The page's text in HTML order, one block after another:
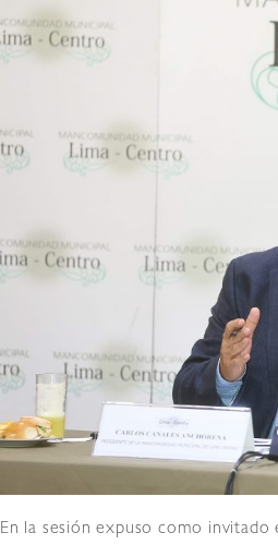
En la sesión expuso como